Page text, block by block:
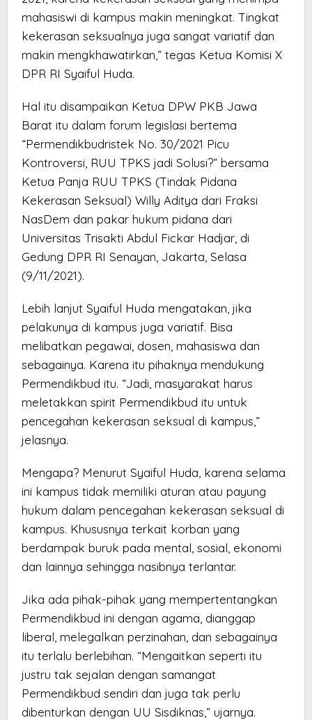
mahasiswi di kampus makin meningkat. Tingkat
kekerasan seksualnya juga sangat variatif dan
makin mengkhawatirkan,” tegas Ketua Komisi X
DPR RI Syaiful Huda.
Hal itu disampaikan Ketua DPW PKB Jawa
Barat itu dalam forum legislasi bertema
“Permendikbudristek No. 30/2021 Picu
Kontroversi, RUU TPKS jadi Solusi?” bersama
Ketua Panja RUU TPKS (Tindak Pidana
Kekerasan Seksual) Willy Aditya dari Fraksi
NasDem dan pakar hukum pidana dari
Universitas Trisakti Abdul Fickar Hadjar, di
Gedung DPR RI Senayan, Jakarta, Selasa
(9/11/2021).
Lebih lanjut Syaiful Huda mengatakan, jika
pelakunya di kampus juga variatif. Bisa
melibatkan pegawai, dosen, mahasiswa dan
sebagainya. Karena itu pihaknya mendukung
Permendikbud itu. “Jadi, masyarakat harus
meletakkan spirit Permendikbud itu untuk
pencegahan kekerasan seksual di kampus,”
jelasnya.
Mengapa? Menurut Syaiful Huda, karena selama
ini kampus tidak memiliki aturan atau payung
hukum dalam pencegahan kekerasan seksual di
kampus. Khususnya terkait korban yang
berdampak buruk pada mental, sosial, ekonomi
dan lainnya sehingga nasibnya terlantar.
Jika ada pihak-pihak yang mempertentangkan
Permendikbud ini dengan agama, dianggap
liberal, melegalkan perzinahan, dan sebagainya
itu terlalu berlebihan. “Mengaitkan seperti itu
justru tak sejalan dengan samangat
Permendikbud sendiri dan juga tak perlu
dibenturkan dengan UU Sisdiknas,” ujarnya.